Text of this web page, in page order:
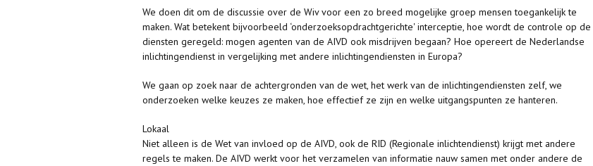
We doen dit om de discussie over de Wiv voor een zo breed mogelijke groep mensen toegankelijk te
maken. Wat betekent bijvoorbeeld ‘onderzoeksopdrachtgerichte' interceptie, hoe wordt de controle op de
diensten geregeld: mogen agenten van de AIVD ook misdrijven begaan? Hoe opereert de Nederlandse
inlichtingendienst in vergelijking met andere inlichtingendiensten in Europa?
We gaan op zoek naar de achtergronden van de wet, het werk van de inlichtingendiensten zelf, we
onderzoeken welke keuzes ze maken, hoe effectief ze zijn en welke uitgangspunten ze hanteren.
Lokaal
Niet alleen is de Wet van invloed op de AIVD, ook de RID (Regionale inlichtendienst) krijgt met andere
regels te maken. De AIVD werkt voor het verzamelen van informatie nauw samen met onder andere de